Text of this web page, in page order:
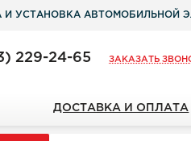
И УСТАНОВКА АВТОМОБИЛЬНОЙ
229-24-65 ЗАКАЗАТЬ
ДОСТАВКА И ОПЛАТА